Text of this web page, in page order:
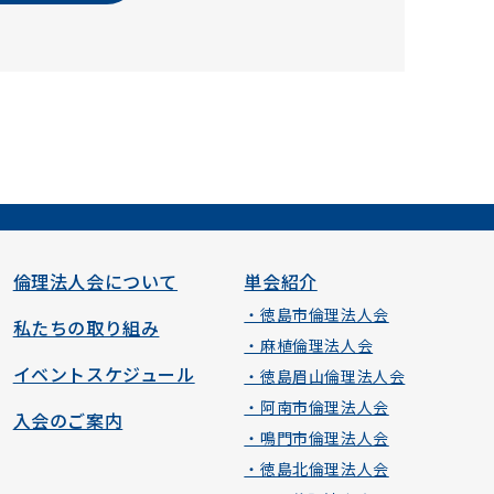
倫理法人会について
私たちの取り組み
イベントスケジュール
入会のご案内
単会紹介
・徳島市倫理法人会
・麻植倫理法人会
・徳島眉山倫理法人会
・阿南市倫理法人会
・鳴門市倫理法人会
・徳島北倫理法人会